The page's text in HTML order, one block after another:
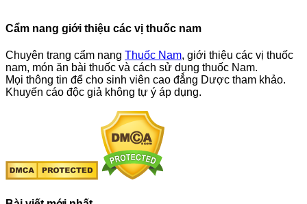
Cẩm nang giới thiệu các vị thuốc nam
Chuyên trang cẩm nang Thuốc Nam, giới thiệu các vị thuốc
nam, món ăn bài thuốc và cách sử dụng thuốc Nam.
Mọi thông tin để cho sinh viên cao đẳng Dược tham khảo.
Khuyến cáo độc giả không tự ý áp dụng.